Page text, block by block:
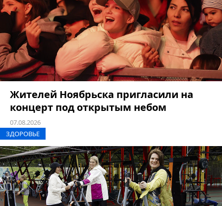
Жителей Ноябрьска пригласили на
концерт под открытым небом
07.08.2026
ЗДОРОВЬЕ